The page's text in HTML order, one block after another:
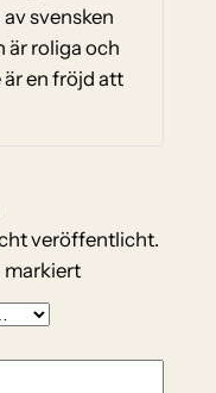
svensken
är roliga och
är en fröjd att
veröffentlicht.
markiert